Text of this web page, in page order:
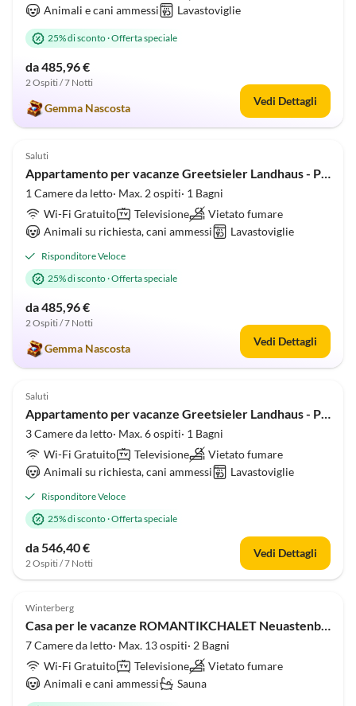
Animali e cani ammessi
Lavastoviglie
25% di sconto·Offerta speciale
da 485,96 €
2 Ospiti / 7 Notti
Gemma Nascosta
Vedi Dettagli
Annuncio in
Alto
5.0 (13)
Saluti
Appartamento per vacanze Greetsieler Landhaus - Parte A
1 Camere da letto· Max. 2 ospiti· 1 Bagni
Wi-Fi Gratuito
Televisione
Vietato fumare
Animali su richiesta, cani ammessi
Lavastoviglie
Risponditore Veloce
25% di sconto·Offerta speciale
da 485,96 €
2 Ospiti / 7 Notti
Gemma Nascosta
Vedi Dettagli
Annuncio in
Alto
4.7 (8)
Saluti
Appartamento per vacanze Greetsieler Landhaus - Parte C
3 Camere da letto· Max. 6 ospiti· 1 Bagni
Wi-Fi Gratuito
Televisione
Vietato fumare
Animali su richiesta, cani ammessi
Lavastoviglie
Risponditore Veloce
25% di sconto·Offerta speciale
da 546,40 €
2 Ospiti / 7 Notti
Vedi Dettagli
5.0 (7)
Winterberg
Casa per le vacanze ROMANTIKCHALET Neuastenberg
7 Camere da letto· Max. 13 ospiti· 2 Bagni
Wi-Fi Gratuito
Televisione
Vietato fumare
Animali e cani ammessi
Sauna